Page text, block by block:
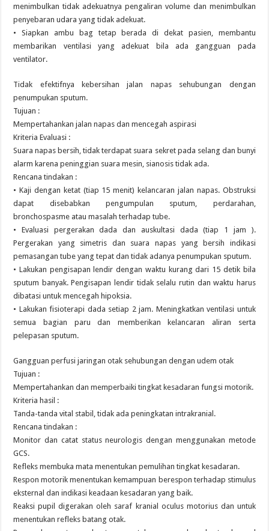
menimbulkan tidak adekuatnya pengaliran volume dan menimbulkan
penyebaran udara yang tidak adekuat.
• Siapkan ambu bag tetap berada di dekat pasien, membantu
membarikan ventilasi yang adekuat bila ada gangguan pada
ventilator.
Tidak efektifnya kebersihan jalan napas sehubungan dengan
penumpukan sputum.
Tujuan :
Mempertahankan jalan napas dan mencegah aspirasi
Kriteria Evaluasi :
Suara napas bersih, tidak terdapat suara sekret pada selang dan bunyi
alarm karena peninggian suara mesin, sianosis tidak ada.
Rencana tindakan :
• Kaji dengan ketat (tiap 15 menit) kelancaran jalan napas. Obstruksi
dapat disebabkan pengumpulan sputum, perdarahan,
bronchospasme atau masalah terhadap tube.
• Evaluasi pergerakan dada dan auskultasi dada (tiap 1 jam ).
Pergerakan yang simetris dan suara napas yang bersih indikasi
pemasangan tube yang tepat dan tidak adanya penumpukan sputum.
• Lakukan pengisapan lendir dengan waktu kurang dari 15 detik bila
sputum banyak. Pengisapan lendir tidak selalu rutin dan waktu harus
dibatasi untuk mencegah hipoksia.
• Lakukan fisioterapi dada setiap 2 jam. Meningkatkan ventilasi untuk
semua bagian paru dan memberikan kelancaran aliran serta
pelepasan sputum.
Gangguan perfusi jaringan otak sehubungan dengan udem otak
Tujuan :
Mempertahankan dan memperbaiki tingkat kesadaran fungsi motorik.
Kriteria hasil :
Tanda-tanda vital stabil, tidak ada peningkatan intrakranial.
Rencana tindakan :
Monitor dan catat status neurologis dengan menggunakan metode
GCS.
Refleks membuka mata menentukan pemulihan tingkat kesadaran.
Respon motorik menentukan kemampuan berespon terhadap stimulus
eksternal dan indikasi keadaan kesadaran yang baik.
Reaksi pupil digerakan oleh saraf kranial oculus motorius dan untuk
menentukan refleks batang otak.